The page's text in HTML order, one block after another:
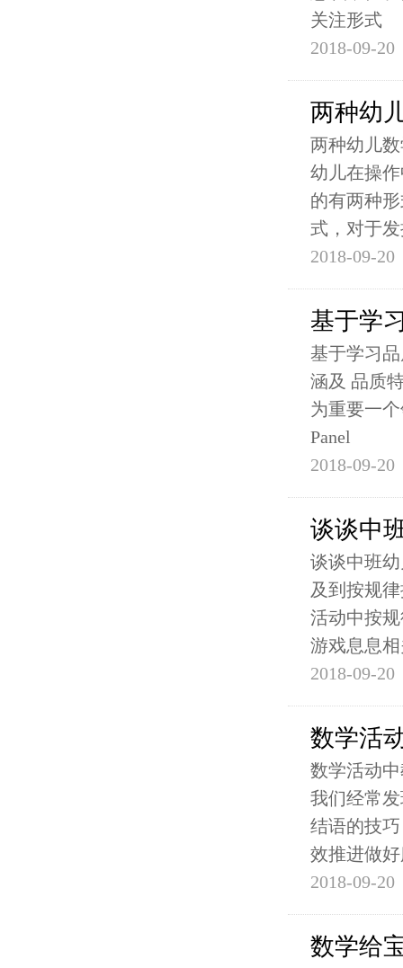
关注形式
2018-09-20
两种幼
两种幼儿
幼儿在操
的有两种
式，对于
2018-09-20
基于学
基于学习
涵及 品质
为重要一
Panel
2018-09-20
谈谈中
谈谈中班
及到按规
活动中按
游戏息息
2018-09-20
数学活
数学活动
我们经常
结语的技
效推进做
2018-09-20
数学给